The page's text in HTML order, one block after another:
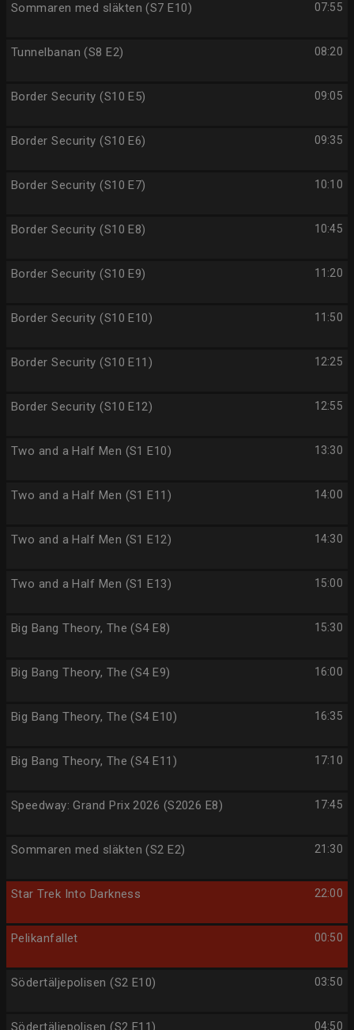
07:55
Sommaren med släkten (S7 E10)
08:20
Tunnelbanan (S8 E2)
09:05
Border Security (S10 E5)
09:35
Border Security (S10 E6)
10:10
Border Security (S10 E7)
10:45
Border Security (S10 E8)
11:20
Border Security (S10 E9)
11:50
Border Security (S10 E10)
12:25
Border Security (S10 E11)
12:55
Border Security (S10 E12)
13:30
Two and a Half Men (S1 E10)
14:00
Two and a Half Men (S1 E11)
14:30
Two and a Half Men (S1 E12)
15:00
Two and a Half Men (S1 E13)
15:30
Big Bang Theory, The (S4 E8)
16:00
Big Bang Theory, The (S4 E9)
16:35
Big Bang Theory, The (S4 E10)
17:10
Big Bang Theory, The (S4 E11)
17:45
Speedway: Grand Prix 2026 (S2026 E8)
21:30
Sommaren med släkten (S2 E2)
22:00
Star Trek Into Darkness
00:50
Pelikanfallet
03:50
Södertäljepolisen (S2 E10)
04:50
Södertäljepolisen (S2 E11)